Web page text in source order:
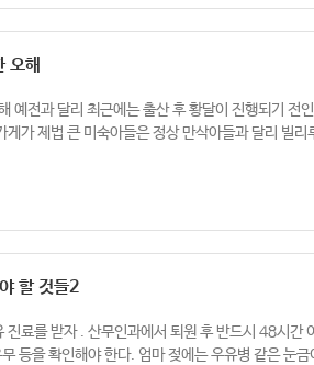
오해
예전과 달리 최근에는 출산 후 황달이 진행되기
가 제법 큰 미숙아들은 정상 만삭아들과 달리 빌
할 것들2
진료를 받자 . 산무인과에서 퇴원 후 반드시 48시
등을 확인해야 한다. 엄마 젖에는 우유병 같은 눈